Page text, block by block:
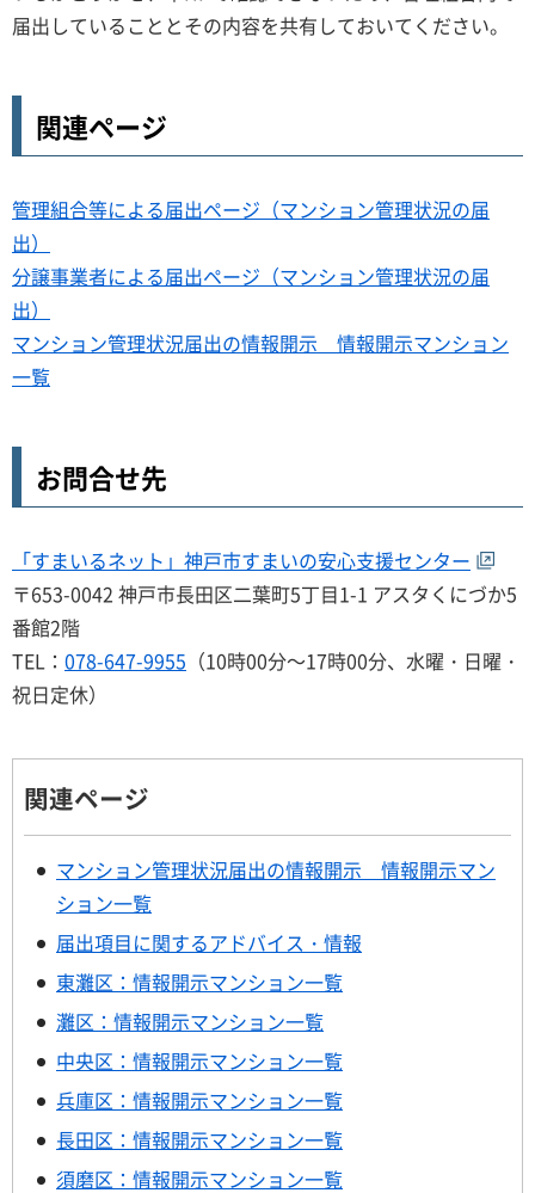
届出していることとその内容を共有しておいてください。
関連ページ
管理組合等による届出ページ（マンション管理状況の届
出）
分譲事業者による届出ページ（マンション管理状況の届
出）
マンション管理状況届出の情報開示 情報開示マンション
一覧
お問合せ先
「すまいるネット」神戸市すまいの安心支援センター
〒653-0042 神戸市長田区二葉町5丁目1-1 アスタくにづか5
番館2階
TEL： 078-647-9955 （10時00分～17時00分、水曜・日曜・
祝日定休）
関連ページ
マンション管理状況届出の情報開示 情報開示マン
ション一覧
届出項目に関するアドバイス・情報
東灘区：情報開示マンション一覧
灘区：情報開示マンション一覧
中央区：情報開示マンション一覧
兵庫区：情報開示マンション一覧
長田区：情報開示マンション一覧
須磨区：情報開示マンション一覧